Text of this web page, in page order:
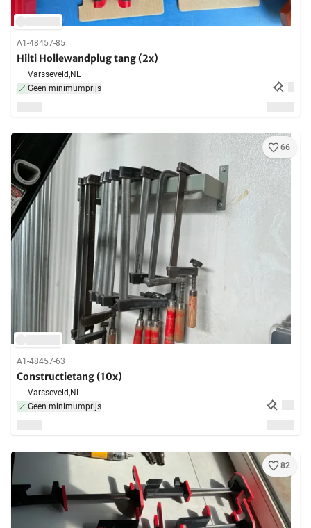
A1-48457-85
Hilti Hollewandplug tang (2x)
Varsseveld,NL
Geen minimumprijs
66
A1-48457-63
Constructietang (10x)
Varsseveld,NL
Geen minimumprijs
82